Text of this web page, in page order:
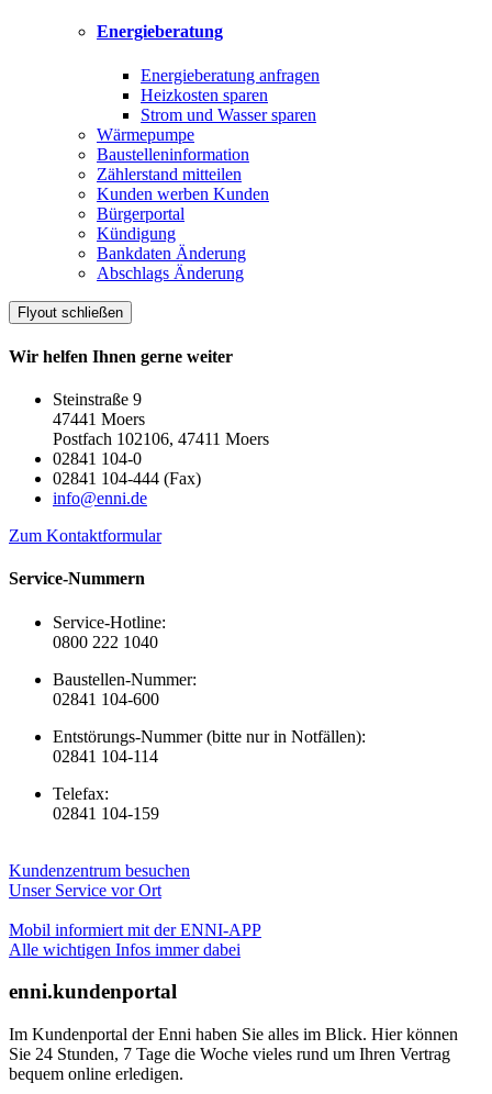
Energieberatung
Energieberatung anfragen
Heizkosten sparen
Strom und Wasser sparen
Wärmepumpe
Baustelleninformation
Zählerstand mitteilen
Kunden werben Kunden
Bürgerportal
Kündigung
Bankdaten Änderung
Abschlags Änderung
Flyout schließen
Wir helfen Ihnen gerne weiter
Steinstraße 9
47441 Moers
Postfach 102106, 47411 Moers
02841 104-0
02841 104-444 (Fax)
info@enni.de
Zum Kontaktformular
Service-Nummern
Service-Hotline:
0800 222 1040
Baustellen-Nummer:
02841 104-600
Entstörungs-Nummer (bitte nur in Notfällen):
02841 104-114
Telefax:
02841 104-159
Kundenzentrum besuchen
Unser Service vor Ort
Mobil informiert mit der ENNI-APP
Alle wichtigen Infos immer dabei
enni.kundenportal
Im Kundenportal der Enni haben Sie alles im Blick. Hier können
Sie 24 Stunden, 7 Tage die Woche vieles rund um Ihren Vertrag
bequem online erledigen.